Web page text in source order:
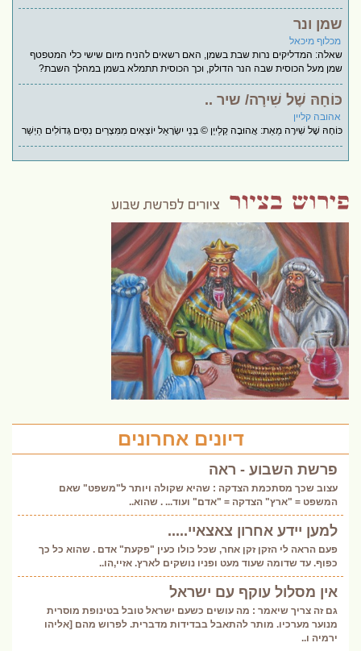
שמן ונר
מכלוף מיכאל
שאלה: המדליקים נרות שבת בשמן, האם רשאים להניח מיום שישי כלי המטפטף
שמן מעל הכוסית שבה הנר הדולק, וכך הכוסית תתמלא בשמן במהלך השבת?
כּוֹחָהּ שֶׁל שִׁירָה/ שיר ..
אהובה קליין
כּוֹחָהּ שֶׁל שִׁירָה מֵאֵת: אֲהוּבָה קְלַייְן © בְּנֵי יִשְׂרָאֵל יוֹצְאִים מִמִּצְרַיִם נִסִּים גְּדוֹלִים הַיְשַׁר
דיונים אחרונים
פרשת השבוע - ראה
עצוב שכך מסתכמת הצדקה : שהיא שקולה ויותר ל"משפט" שאם
המשפט = "ארץ" הצדקה = "אדם" ועוד... . שהוא..
למען יידע אחרון צאצאיי.....
פעם הראה לי הזקן זקן אחר, שכל כולו כעין "פקעת" אדם . שהוא כל כך
כפוף. עד שדומה שעוד מעט ופניו נושקים לארץ. אזיי,הו..
אין מסלול עוקף עם ישראל
גם זה צריך שיאמר : מה עושים כשעם ישראל טובל בטינופת מוסרית
מנוער מערכיו. מותר להתאבל בבדידות מדברית. לפרוש מהם [אליהו
ירמיה ו..